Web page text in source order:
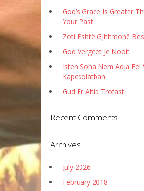
God’s Grace Is Greater
Your Past
Zoti Është Gjithmonë
God Vergeet Je Nooit
Isten Soha Nem Adja Fel
Kapcsolatban
Gud Er Altid Trofast
Recent Comments
Archives
July 2026
February 2018